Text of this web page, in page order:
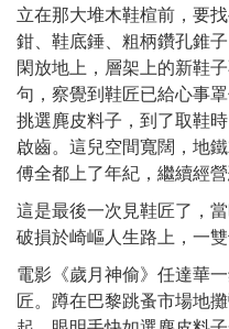
立在那大堆木鞋楦前，要
鉗、鞋底錘、粗柄鑽孔錐
閑放地上，層架上的新鞋
句，察覺到鞋匠已給心事
挑選麂皮料子，到了取鞋
啟齒。這兒空間寬闊，地
傅全都上了年紀，繼續經營
這是最後一次見鞋匠了，
破損於崎嶇人生路上，一雙
電影《歲月神偷》任達華
匠。蹲在巴黎跳蚤市場地